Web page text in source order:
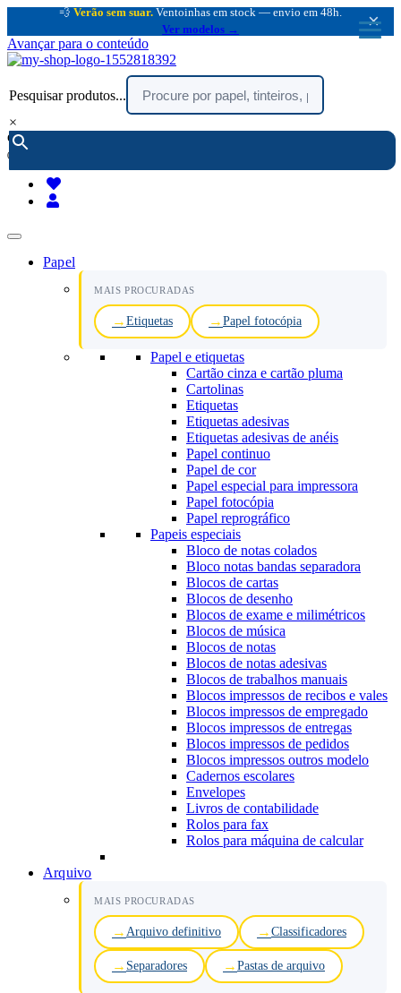
💨 Verão sem suar. Ventoinhas em stock — envio em 48h.
Ver modelos →
×
Avançar para o conteúdo
Pesquisar produtos...
×
encomendar por telefone :
(chamada rede fixa nacional)
Papel
MAIS PROCURADAS
Etiquetas Papel fotocópia
Papel e etiquetas
Cartão cinza e cartão pluma
Cartolinas
Etiquetas
Etiquetas adesivas
Etiquetas adesivas de anéis
Papel continuo
Papel de cor
Papel especial para impressora
Papel fotocópia
Papel reprográfico
Papeis especiais
Bloco de notas colados
Bloco notas bandas separadora
Blocos de cartas
Blocos de desenho
Blocos de exame e milimétricos
Blocos de música
Blocos de notas
Blocos de notas adesivas
Blocos de trabalhos manuais
Blocos impressos de recibos e vales
Blocos impressos de empregado
Blocos impressos de entregas
Blocos impressos de pedidos
Blocos impressos outros modelo
Cadernos escolares
Envelopes
Livros de contabilidade
Rolos para fax
Rolos para máquina de calcular
Arquivo
MAIS PROCURADAS
Arquivo definitivo Classificadores
Separadores Pastas de arquivo